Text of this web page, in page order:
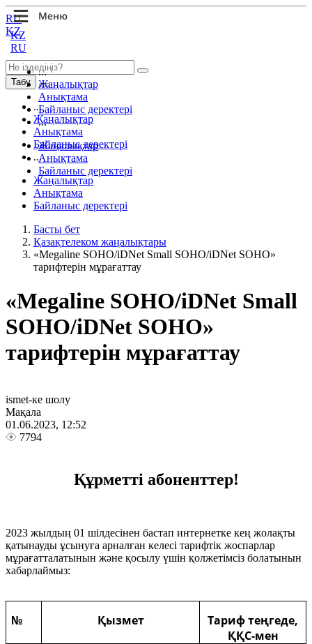
KZ
RU
...
Жаңалықтар
Анықтама
Байланыс деректері
...
Жаңалықтар
Анықтама
Байланыс деректері
RU
KZ
Табу
...
Жаңалықтар
Анықтама
Байланыс деректері
...
Жаңалықтар
Анықтама
Байланыс деректері
Басты бет
Қазақтелеком жаңалықтары
«Megaline SOHO/iDNet Small SOHO/iDNet SOHO»
тарифтерін мұрағаттау
«Megaline SOHO/iDNet Small
SOHO/iDNet SOHO»
тарифтерін мұрағаттау
ismet-ке шолу
Мақала
01.06.2023, 12:52
7794
Құрметті абоненттер!
2023 жылдың 01 шілдесінен бастап интернетке кең жолақты
қатынауды ұсынуға арналған келесі тарифтік жоспарлар
мұрағатталатынын және қосылу үшін қолжетімсіз болатынын
хабарлаймыз:
№ Қызмет Тарифтеңгеде,
ҚҚС-мен